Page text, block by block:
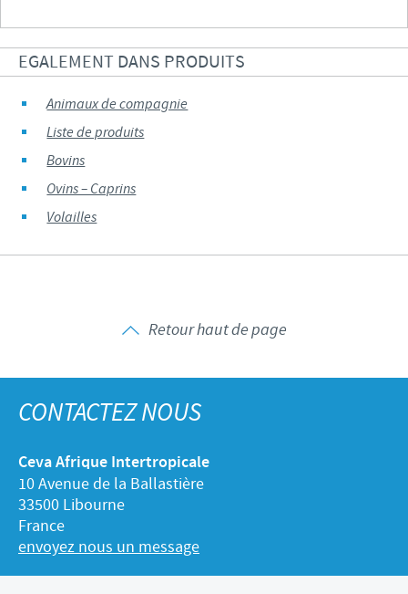
EGALEMENT DANS PRODUITS
Animaux de compagnie
Liste de produits
Bovins
Ovins – Caprins
Volailles
Retour haut de page
CONTACTEZ NOUS
Ceva Afrique Intertropicale
10 Avenue de la Ballastière
33500 Libourne
France
envoyez nous un message